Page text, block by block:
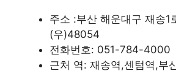
주소 :부산 해운대구 재송1
(우)48054
전화번호: 051-784-4000
근처 역: 재송역,센텀역,부